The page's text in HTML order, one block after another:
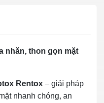
nhăn, thon gọn mặt
Rentox – giải pháp
nhanh chóng, an